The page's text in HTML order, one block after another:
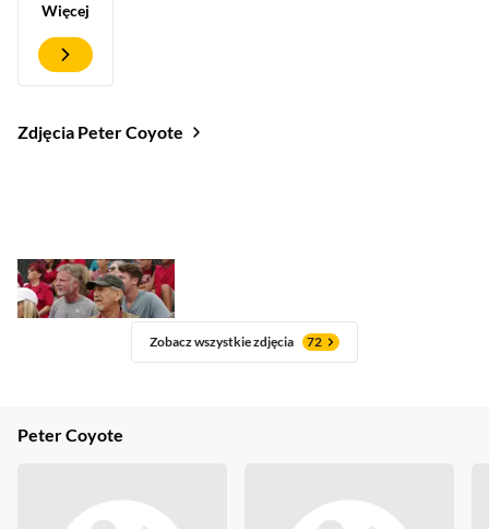
Więcej
Zdjęcia Peter Coyote
Zobacz wszystkie zdjęcia 72
Peter Coyote